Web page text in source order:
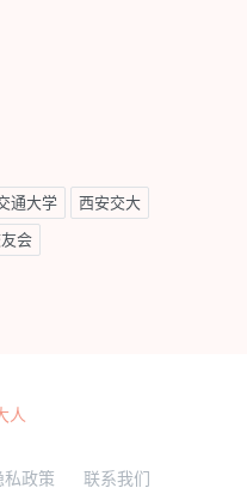
通大学 西安交大
会
人
私政策 联系我们